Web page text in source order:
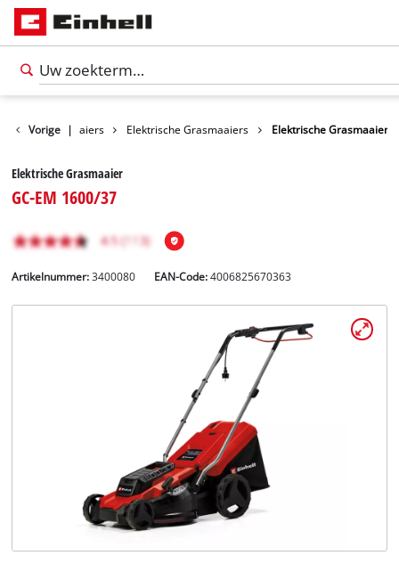
Vorige |
Grasmaaiers Elektrische Grasmaaiers Elektrische Grasmaaier
Elektrische Grasmaaier
GC-EM 1600/37
Artikelnummer: 3400080 EAN-Code:4006825670363